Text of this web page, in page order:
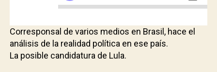
Corresponsal de varios medios en Brasil, hace el
análisis de la realidad política en ese país.
La posible candidatura de Lula.